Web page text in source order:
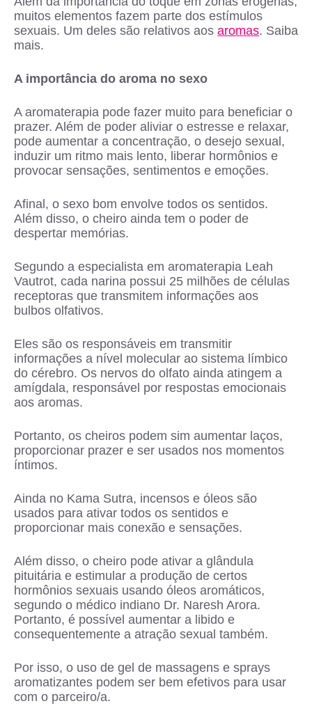
muitos elementos fazem parte dos estímulos
sexuais. Um deles são relativos aos aromas. Saiba
mais.
A importância do aroma no sexo
A aromaterapia pode fazer muito para beneficiar o
prazer. Além de poder aliviar o estresse e relaxar,
pode aumentar a concentração, o desejo sexual,
induzir um ritmo mais lento, liberar hormônios e
provocar sensações, sentimentos e emoções.
Afinal, o sexo bom envolve todos os sentidos.
Além disso, o cheiro ainda tem o poder de
despertar memórias.
Segundo a especialista em aromaterapia Leah
Vautrot, cada narina possui 25 milhões de células
receptoras que transmitem informações aos
bulbos olfativos.
Eles são os responsáveis em transmitir
informações a nível molecular ao sistema límbico
do cérebro. Os nervos do olfato ainda atingem a
amígdala, responsável por respostas emocionais
aos aromas.
Portanto, os cheiros podem sim aumentar laços,
proporcionar prazer e ser usados nos momentos
íntimos.
Ainda no Kama Sutra, incensos e óleos são
usados para ativar todos os sentidos e
proporcionar mais conexão e sensações.
Além disso, o cheiro pode ativar a glândula
pituitária e estimular a produção de certos
hormônios sexuais usando óleos aromáticos,
segundo o médico indiano Dr. Naresh Arora.
Portanto, é possível aumentar a libido e
consequentemente a atração sexual também.
Por isso, o uso de gel de massagens e sprays
aromatizantes podem ser bem efetivos para usar
com o parceiro/a.